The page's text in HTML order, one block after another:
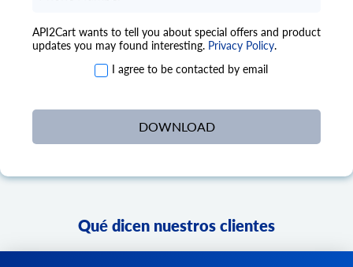
API2Cart wants to tell you about special offers and product
updates you may found interesting. Privacy Policy.
I agree to be contacted by email
Qué dicen nuestros clientes